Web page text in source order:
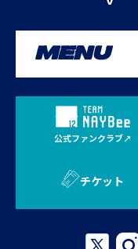
MENU
公式ファンクラブ
チケット